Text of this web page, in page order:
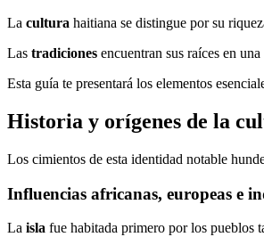
La cultura haitiana se distingue por su
Las tradiciones encuentran sus raíces en
Esta guía te presentará los elementos
Historia y orígenes de la
Los cimientos de esta identidad notable
Influencias africanas, europeas e
La isla fue habitada primero por los pueblos